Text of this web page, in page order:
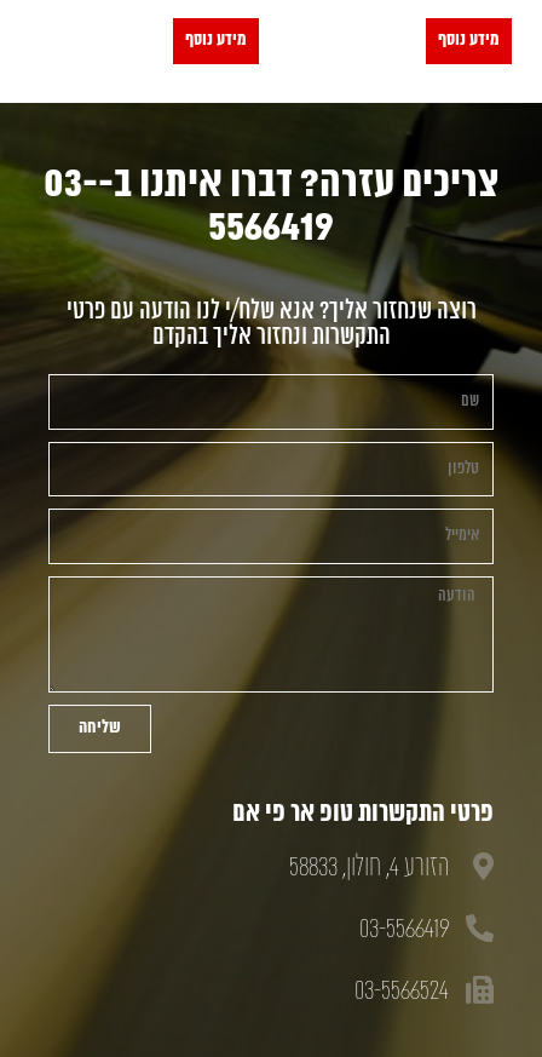
מידע נוסף מידע נוסף
צריכים עזרה? דברו איתנו ב-03-
5566419
רוצה שנחזור אליך? אנא שלח/י לנו הודעה עם פרטי
התקשרות ונחזור אליך בהקדם
שליחה
פרטי התקשרות טופ אר פי אם
הזורע 4, חולון, 58833
03-5566419
03-5566524